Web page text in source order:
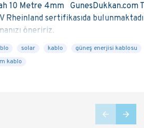
10 Metre 4mm GunesDukkan.com
Rheinland sertifikasıda
öneririz.
BILGI, TEKNIK DESTEK
OLARAK
tarafından hizmetinize sunulan
solar kablo güneş enerjisi kablosu
kablo